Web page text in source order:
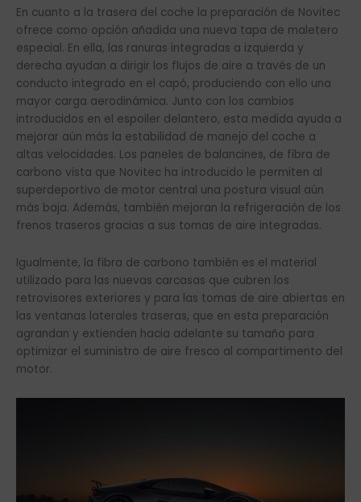
En cuanto a la trasera del coche la preparación de Novitec
ofrece como opción añadida una nueva tapa de maletero
especial. En ella, las ranuras integradas a izquierda y
derecha ayudan a dirigir los flujos de aire a través de un
conducto integrado en el capó, produciendo con ello una
mayor carga aerodinámica. Junto con los cambios
introducidos en el espoiler delantero, esta medida ayuda a
mejorar aún más la estabilidad de manejo del coche a
altas velocidades. Los paneles de balancines, de fibra de
carbono vista que Novitec ha introducido le permiten al
superdeportivo de motor central una postura visual aún
más baja. Además, también mejoran la refrigeración de los
frenos traseros gracias a sus tomas de aire integradas.
Igualmente, la fibra de carbono también es el material
utilizado para las nuevas carcasas que cubren los
retrovisores exteriores y para las tomas de aire abiertas en
las ventanas laterales traseras, que en esta preparación
agrandan y extienden hacia adelante su tamaño para
optimizar el suministro de aire fresco al compartimento del
motor.